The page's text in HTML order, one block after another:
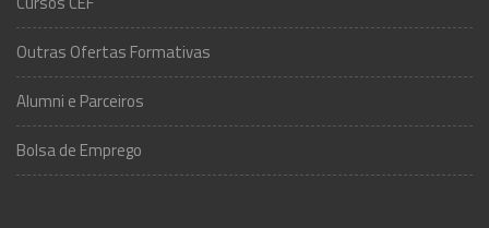
Outras Ofertas Formativas
Alumni e Parceiros
Bolsa de Emprego